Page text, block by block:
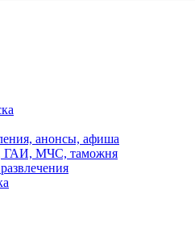
анонсы, афиша
ГАИ, МЧС, таможня